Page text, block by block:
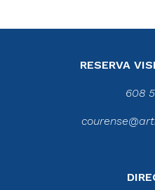
RESERVA
608